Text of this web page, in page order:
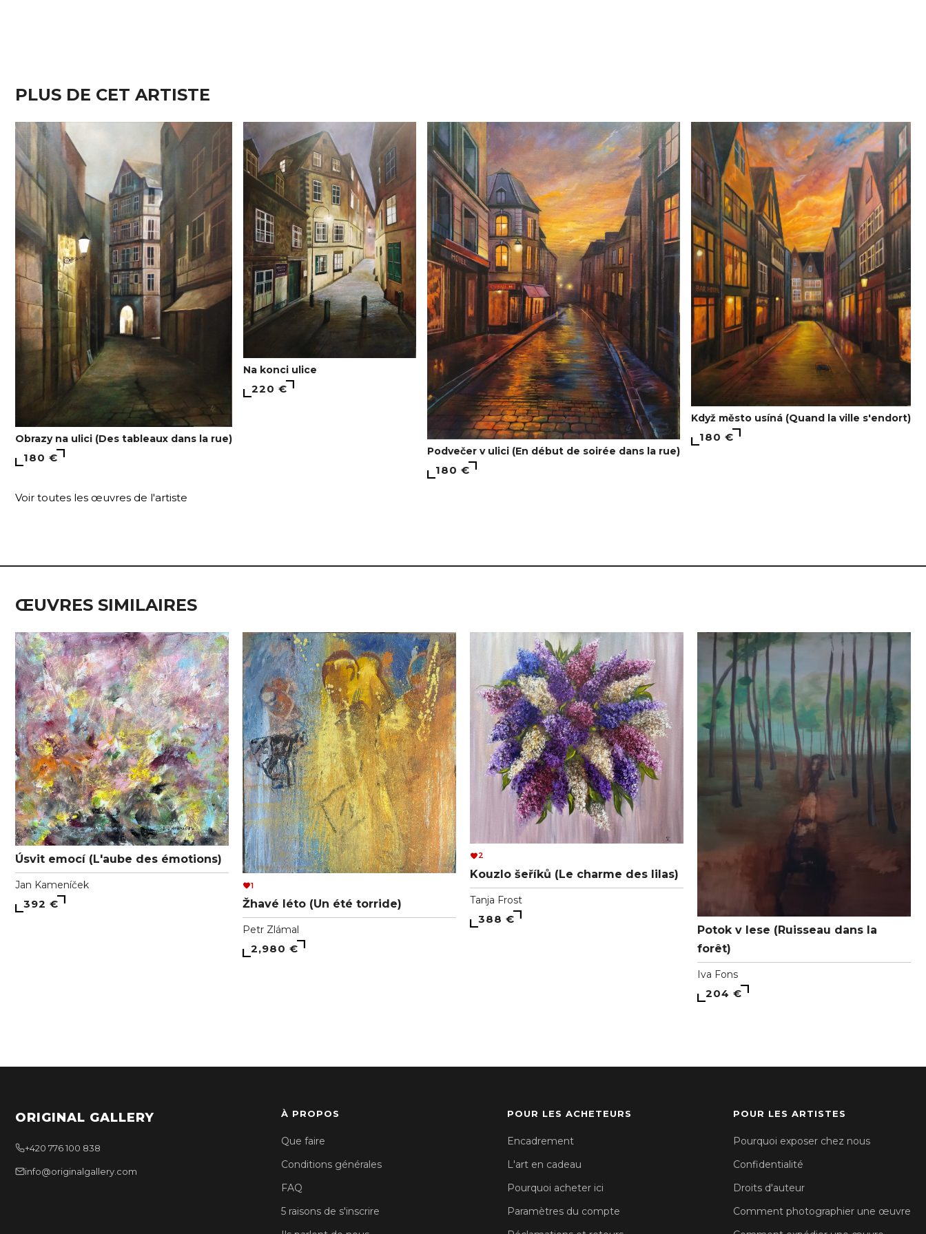
PLUS DE CET ARTISTE
Obrazy na ulici (Des tableaux dans la rue)
180 €
Na konci ulice
220 €
Podvečer v ulici (En début de soirée dans la rue)
180 €
Když město usíná (Quand la ville s'endort)
180 €
Voir toutes les œuvres de l'artiste
ŒUVRES SIMILAIRES
Úsvit emocí (L'aube des émotions)
Jan Kameníček
392 €
1
Žhavé léto (Un été torride)
Petr Zlámal
2,980 €
2
Kouzlo šeříků (Le charme des lilas)
Tanja Frost
388 €
Potok v lese (Ruisseau dans la
forêt)
Iva Fons
204 €
ORIGINAL GALLERY
+420 776 100 838
info@originalgallery.com
À PROPOS
Que faire
Conditions générales
FAQ
5 raisons de s'inscrire
POUR LES ACHETEURS
Encadrement
L'art en cadeau
Pourquoi acheter ici
Paramètres du compte
POUR LES ARTISTES
Pourquoi exposer chez nous
Confidentialité
Droits d'auteur
Comment photographier une œuvre